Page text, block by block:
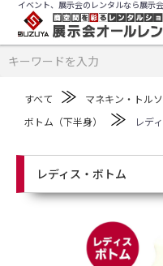
イベント、展示会のレンタルなら展示
すべて ≫ マネキン・トル
ボトム（下半身） ≫ レデ
レディス・ボトム